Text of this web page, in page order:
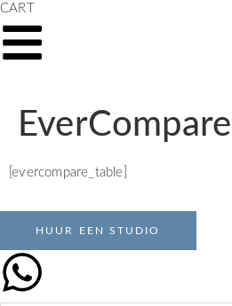
CART
EverCompare
[evercompare_table]
HUUR EEN STUDIO